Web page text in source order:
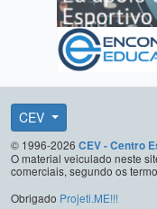
CEV
© 1996-2026 CEV - Centro
O material veiculado neste
comerciais, segundo os
Obrigado Projeti.ME!!!